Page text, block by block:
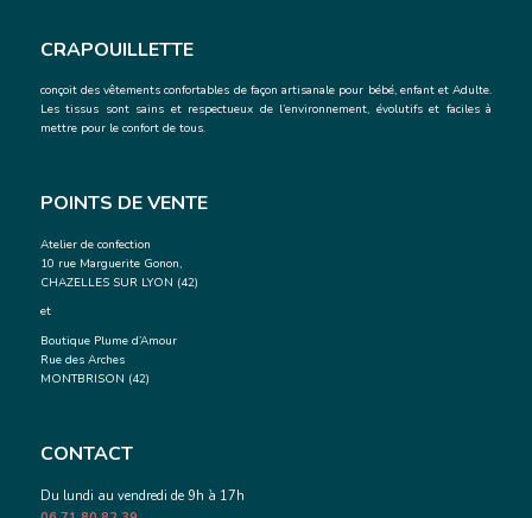
CRAPOUILLETTE
conçoit des vêtements confortables de façon artisanale pour bébé, enfant et Adulte.
Les tissus sont sains et respectueux de l’environnement, évolutifs et faciles à
mettre pour le confort de tous.
POINTS DE VENTE
Atelier de confection
10 rue Marguerite Gonon,
CHAZELLES SUR LYON (42)
et
Boutique Plume d’Amour
Rue des Arches
MONTBRISON (42)
CONTACT
Du lundi au vendredi de 9h à 17h